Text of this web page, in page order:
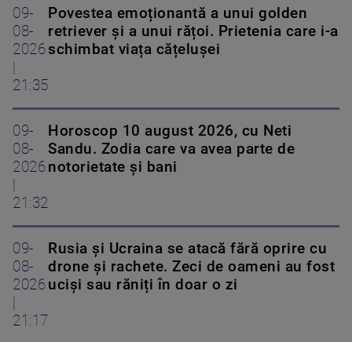
09-
08-
2026
|
21:35
Povestea emoționantă a unui golden
retriever și a unui rățoi. Prietenia care i-a
schimbat viața cățelușei
09-
08-
2026
|
21:32
Horoscop 10 august 2026, cu Neti
Sandu. Zodia care va avea parte de
notorietate și bani
09-
08-
2026
|
21:17
Rusia și Ucraina se atacă fără oprire cu
drone și rachete. Zeci de oameni au fost
uciși sau răniți în doar o zi